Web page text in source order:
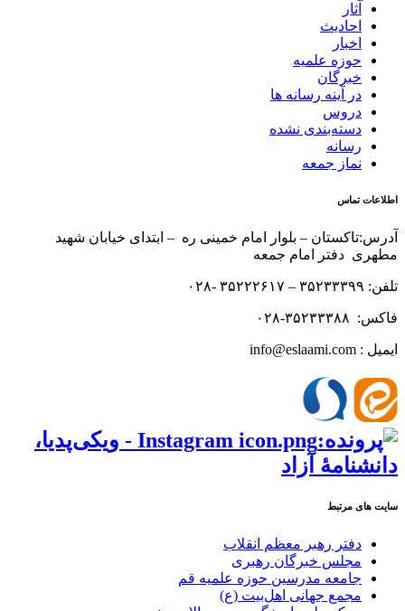
آثار
احادیث
اخبار
حوزه علمیه
خبرگان
در آینه رسانه ها
دروس
دسته‌بندی نشده
رسانه
نماز جمعه
اطلاعات تماس
آدرس:تاکستان – بلوار امام خمینی ره – ابتدای خیابان شهید
مطهری دفتر امام جمعه
تلفن: ۳۵۲۳۳۳۹۹ – ۳۵۲۲۲۶۱۷ -۰۲۸
فاکس: ۳۵۲۳۳۳۸۸-۰۲۸
ایمیل : info@eslaami.com
سایت های مرتبط
دفتر رهبر معظم انقلاب
مجلس خبرگان رهبری
جامعه مدرسین حوزه علمیه قم
مجمع جهانی اهل‌بیت (ع)